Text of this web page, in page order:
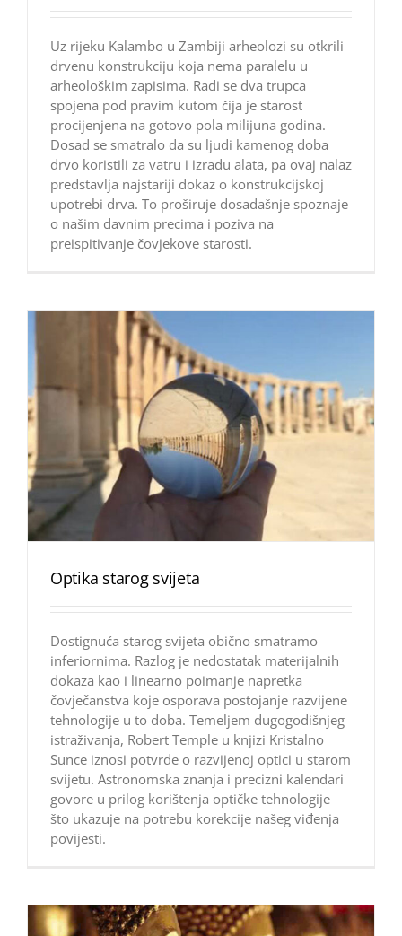
Uz rijeku Kalambo u Zambiji arheolozi su otkrili
drvenu konstrukciju koja nema paralelu u
arheološkim zapisima. Radi se dva trupca
spojena pod pravim kutom čija je starost
procijenjena na gotovo pola milijuna godina.
Dosad se smatralo da su ljudi kamenog doba
drvo koristili za vatru i izradu alata, pa ovaj nalaz
predstavlja najstariji dokaz o konstrukcijskoj
upotrebi drva. To proširuje dosadašnje spoznaje
o našim davnim precima i poziva na
preispitivanje čovjekove starosti.
Optika starog svijeta
Dostignuća starog svijeta obično smatramo
inferiornima. Razlog je nedostatak materijalnih
dokaza kao i linearno poimanje napretka
čovječanstva koje osporava postojanje razvijene
tehnologije u to doba. Temeljem dugogodišnjeg
istraživanja, Robert Temple u knjizi Kristalno
Sunce iznosi potvrde o razvijenoj optici u starom
svijetu. Astronomska znanja i precizni kalendari
govore u prilog korištenja optičke tehnologije
što ukazuje na potrebu korekcije našeg viđenja
povijesti.